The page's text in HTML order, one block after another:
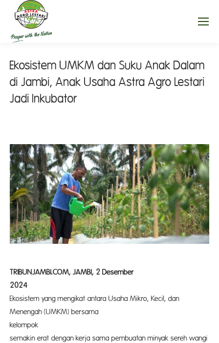
Ekosistem UMKM dan Suku Anak Dalam
di Jambi, Anak Usaha Astra Agro Lestari
Jadi Inkubator
TRIBUNJAMBI.COM, JAMBI, 2 Desember
Ekosistem yang mengikat antara Usaha Mikro, Kecil, dan
Menengah (UMKM) bersama
semakin erat dengan kerja sama pembuatan minyak sereh wangi